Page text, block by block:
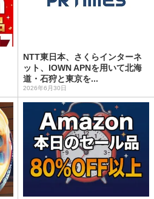
NTT東日本、さくらインターネ
ット、IOWN APNを用いて北海
道・石狩と東京を...
2026年6月30日